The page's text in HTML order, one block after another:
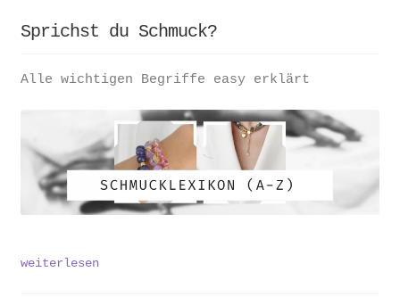
Sprichst du Schmuck?
Alle wichtigen Begriffe easy erklärt
Sprichst
weiterlesen